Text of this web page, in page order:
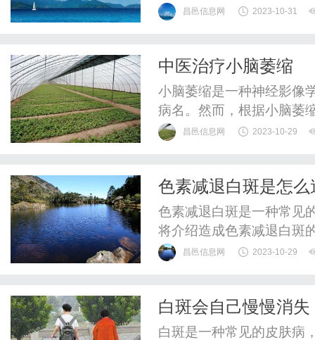
何报名参展​呢？费用又是
昌邑信息网 2023-10-31
中医治疗小脑萎缩
小脑萎缩是一种神经影像
病名。然而，根据小脑萎
昌邑信息网 2023-10-29
色素减退白斑是怎么
色素减退白斑是一种常见
将介绍造成色素减退白斑
遗传到白斑的易感基因，
刺激：皮肤受到外伤或刺
昌邑信息网 2023-10-29
白斑会自己慢慢消失
白斑是一种常见的皮肤病